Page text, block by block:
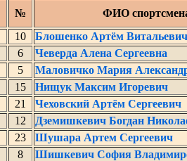
№
ФИО
10
Блошенко Артём Витальевич
6
Чеверда Алена Сергеевна
5
Маловичко Мария
15
Нищук Максим Игоревич
21
Чеховский Артём Сергеевич
12
Дземишкевич Богдан
23
Шушара Артем Сергеевич
8
Шишкевич София